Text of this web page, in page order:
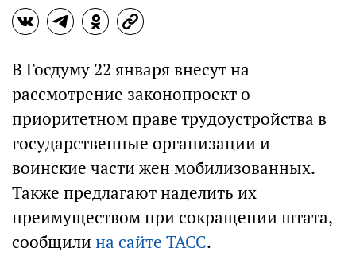
В Госдуму 22 января внесут на
рассмотрение законопроект о
приоритетном праве трудоустройства в
государственные организации и
воинские части жен мобилизованных.
Также предлагают наделить их
преимуществом при сокращении штата,
сообщили на сайте ТАСС.